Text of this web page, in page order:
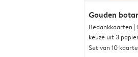
Gouden
Bedankkaarten
keuze uit 3
Set van 10